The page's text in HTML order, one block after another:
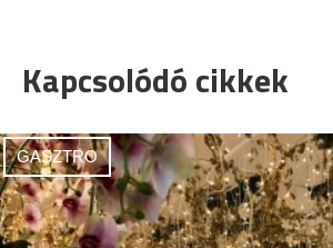
Kapcsolódó cikkek
GASZTRO